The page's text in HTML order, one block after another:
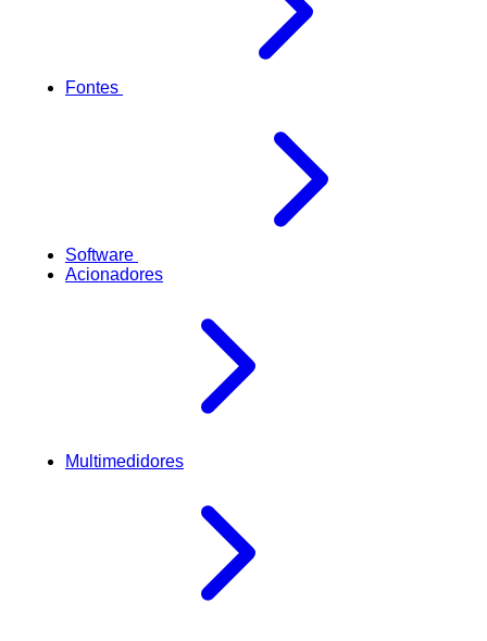
Fontes
Software
Acionadores
Multimedidores